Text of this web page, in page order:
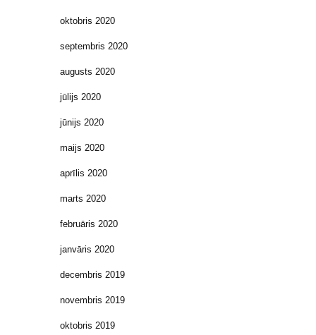
oktobris 2020
septembris 2020
augusts 2020
jūlijs 2020
jūnijs 2020
maijs 2020
aprīlis 2020
marts 2020
februāris 2020
janvāris 2020
decembris 2019
novembris 2019
oktobris 2019